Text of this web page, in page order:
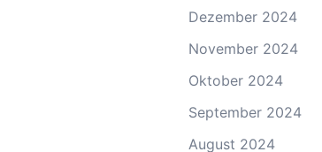
Dezember 2024
November 2024
Oktober 2024
September 2024
August 2024